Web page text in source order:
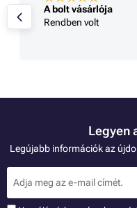
A bolt vásárlója
Rendben volt
Legyen
Legújabb információk az